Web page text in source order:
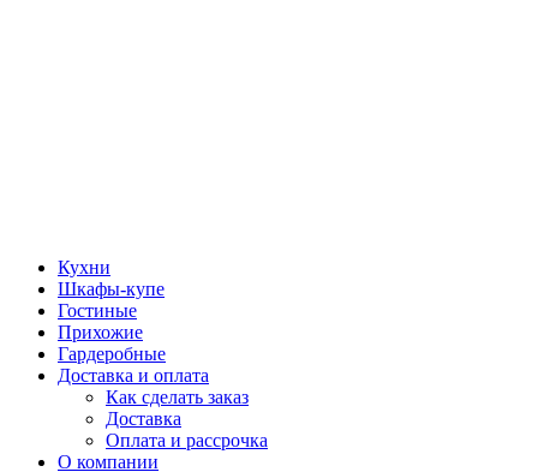
Кухни
Шкафы-купе
Гостиные
Прихожие
Гардеробные
Доставка и оплата
Как сделать заказ
Доставка
Оплата и рассрочка
О компании